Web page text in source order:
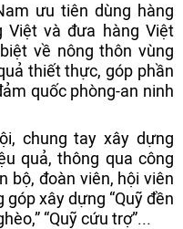
ưu tiên dùng hàng
Việt và đưa hàng Việt
về nông thôn vùng
thiết thực, góp phần
quốc phòng-an ninh
chung tay xây dựng
quả, thông qua công
bộ, đoàn viên, hội viên
xây dựng “Quỹ đền
“Quỹ cứu trợ”...